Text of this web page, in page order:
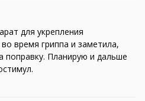
для укрепления
время гриппа и заметила,
Планирую и дальше